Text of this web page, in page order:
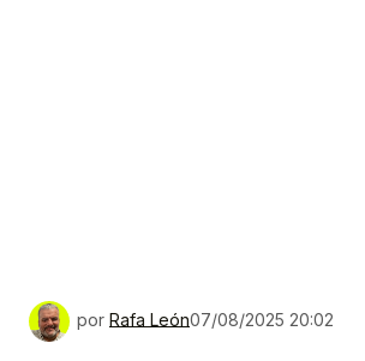
por Rafa León07/08/2025 20:02